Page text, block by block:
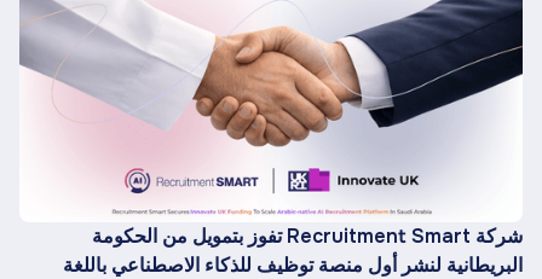
شركة Recruitment Smart تفوز بتمويل من الحكومة
البريطانية لنشر أول منصة توظيف للذكاء الاصطناعي باللغة